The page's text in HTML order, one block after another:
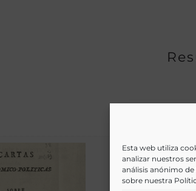
Esta web utiliza
analizar nuestros
análisis anónimo
sobre nuestra